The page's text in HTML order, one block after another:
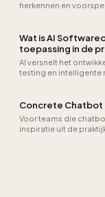
herkennen en
Wat is AI
toepassing in de
AI versnelt het
testing en intelligente
Concrete Chatbot
Voor teams die
inspiratie uit de